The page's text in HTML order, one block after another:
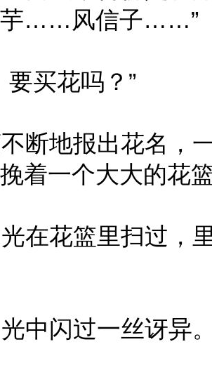
……风信子……”
买花吗？”
断地报出花名，
着一个大大的花
在花篮里扫过，
中闪过一丝讶异